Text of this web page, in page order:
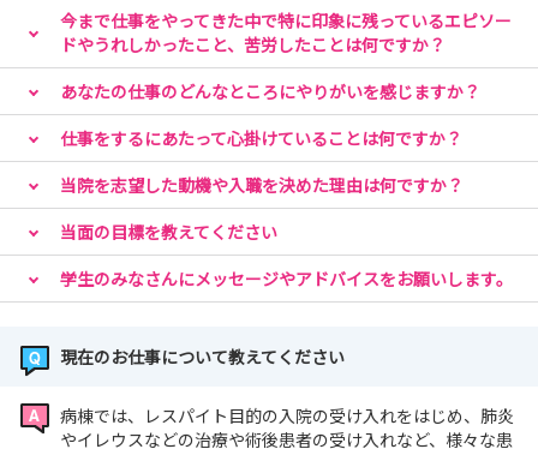
今まで仕事をやってきた中で特に印象に残っているエピソー
ドやうれしかったこと、苦労したことは何ですか？
あなたの仕事のどんなところにやりがいを感じますか？
仕事をするにあたって心掛けていることは何ですか？
当院を志望した動機や入職を決めた理由は何ですか？
当面の目標を教えてください
学生のみなさんにメッセージやアドバイスをお願いします。
現在のお仕事について教えてください
病棟では、レスパイト目的の入院の受け入れをはじめ、肺炎
やイレウスなどの治療や術後患者の受け入れなど、様々な患